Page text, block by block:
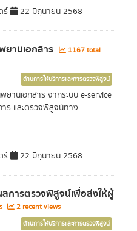
ร์ 22 มิถุนายน 2568
านเอกสาร
1167 total
ด้านการให้บริการและการตรวจพิสูจน์
านเอกสาร จากระบบ e-service
าร และตรวจพิสูจน์ทาง
ร์ 22 มิถุนายน 2568
การตรวจพิสูจน์เพื่อส่งให้ผู้
2 recent views
ด้านการให้บริการและการตรวจพิสูจน์